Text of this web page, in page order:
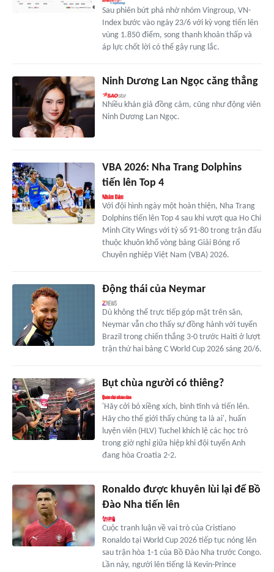
Sau phiên bứt phá nhờ nhóm Vingroup, VN-
Index bước vào ngày 23/6 với kỳ vọng tiến lên
vùng 1.850 điểm, song thanh khoản thấp và
áp lực chốt lời có thể gây rung lắc.
Ninh Dương Lan Ngọc căng thẳng
Nhiều khán giả đồng cảm, cũng như động viên
Ninh Dương Lan Ngọc.
VBA 2026: Nha Trang Dolphins
tiến lên Top 4
Với đội hình ngày một hoàn thiện, Nha Trang
Dolphins tiến lên Top 4 sau khi vượt qua Ho Chi
Minh City Wings với tỷ số 91-80 trong trận đấu
thuộc khuôn khổ vòng bảng Giải Bóng rổ
Chuyên nghiệp Việt Nam (VBA) 2026.
Động thái của Neymar
Dù không thể trực tiếp góp mặt trên sân,
Neymar vẫn cho thấy sự đồng hành với tuyển
Brazil trong chiến thắng 3-0 trước Haiti ở lượt
trận thứ hai bảng C World Cup 2026 sáng 20/6.
Bụt chùa người có thiêng?
'Hãy cởi bỏ xiềng xích, bình tĩnh và tiến lên.
Hãy cho thế giới thấy chúng ta là ai', huấn
luyện viên (HLV) Tuchel khích lệ các học trò
trong giờ nghỉ giữa hiệp khi đội tuyển Anh
đang hòa Croatia 2-2.
Ronaldo được khuyên lùi lại để Bồ
Đào Nha tiến lên
Cuộc tranh luận về vai trò của Cristiano
Ronaldo tại World Cup 2026 tiếp tục nóng lên
sau trận hòa 1-1 của Bồ Đào Nha trước Congo.
Lần này, người lên tiếng là Kevin-Prince